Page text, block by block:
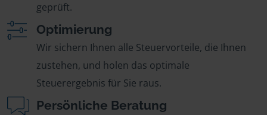
geprüft.
Optimierung
Wir sichern Ihnen alle Steuervorteile, die Ihnen
zustehen, und holen das optimale
Steuerergebnis für Sie raus.
Persönliche Beratung